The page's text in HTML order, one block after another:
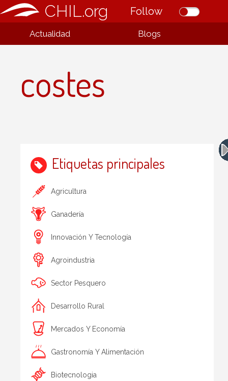
CHIL.org Follow
Actualidad Blogs
costes
Etiquetas principales
Agricultura
Ganadería
Innovación Y Tecnología
Agroindustria
Sector Pesquero
Desarrollo Rural
Mercados Y Economía
Gastronomía Y Alimentación
Biotecnologia